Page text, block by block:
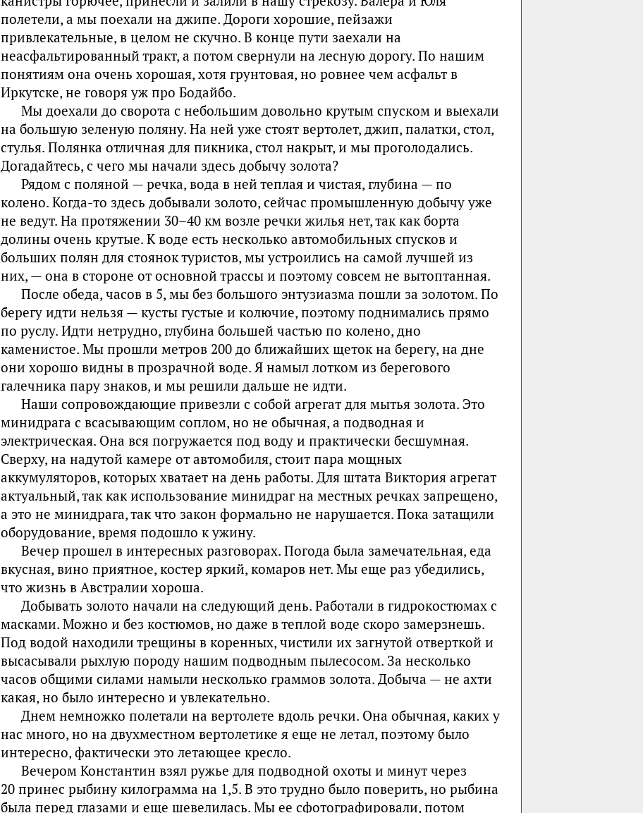
полетели, а мы поехали на джипе. Дороги хорошие, пейзажи
привлекательные, в целом не скучно. В конце пути заехали на
неасфальтированный тракт, а потом свернули на лесную дорогу. По нашим
понятиям она очень хорошая, хотя грунтовая, но ровнее чем асфальт в
Иркутске, не говоря уж про Бодайбо.
Мы доехали до сворота с небольшим довольно крутым спуском и выехали
на большую зеленую поляну. На ней уже стоят вертолет, джип, палатки, стол,
стулья. Полянка отличная для пикника, стол накрыт, и мы проголодались.
Догадайтесь, с чего мы начали здесь добычу золота?
Рядом с поляной — речка, вода в ней теплая и чистая, глубина — по
колено. Когда-то здесь добывали золото, сейчас промышленную добычу уже
не ведут. На протяжении 30–40 км возле речки жилья нет, так как борта
долины очень крутые. К воде есть несколько автомобильных спусков и
больших полян для стоянок туристов, мы устроились на самой лучшей из
них, — она в стороне от основной трассы и поэтому совсем не вытоптанная.
После обеда, часов в 5, мы без большого энтузиазма пошли за золотом. По
берегу идти нельзя — кусты густые и колючие, поэтому поднимались прямо
по руслу. Идти нетрудно, глубина большей частью по колено, дно
каменистое. Мы прошли метров 200 до ближайших щеток на берегу, на дне
они хорошо видны в прозрачной воде. Я намыл лотком из берегового
галечника пару знаков, и мы решили дальше не идти.
Наши сопровождающие привезли с собой агрегат для мытья золота. Это
минидрага с всасывающим соплом, но не обычная, а подводная и
электрическая. Она вся погружается под воду и практически бесшумная.
Сверху, на надутой камере от автомобиля, стоит пара мощных
аккумуляторов, которых хватает на день работы. Для штата Виктория агрегат
актуальный, так как использование минидраг на местных речках запрещено,
а это не минидрага, так что закон формально не нарушается. Пока затащили
оборудование, время подошло к ужину.
Вечер прошел в интересных разговорах. Погода была замечательная, еда
вкусная, вино приятное, костер яркий, комаров нет. Мы еще раз убедились,
что жизнь в Австралии хороша.
Добывать золото начали на следующий день. Работали в гидрокостюмах с
масками. Можно и без костюмов, но даже в теплой воде скоро замерзнешь.
Под водой находили трещины в коренных, чистили их загнутой отверткой и
высасывали рыхлую породу нашим подводным пылесосом. За несколько
часов общими силами намыли несколько граммов золота. Добыча — не ахти
какая, но было интересно и увлекательно.
Днем немножко полетали на вертолете вдоль речки. Она обычная, каких у
нас много, но на двухместном вертолетике я еще не летал, поэтому было
интересно, фактически это летающее кресло.
Вечером Константин взял ружье для подводной охоты и минут через
20 принес рыбину килограмма на 1,5. В это трудно было поверить, но рыбина
была перед глазами и еще шевелилась. Мы ее сфотографировали, потом